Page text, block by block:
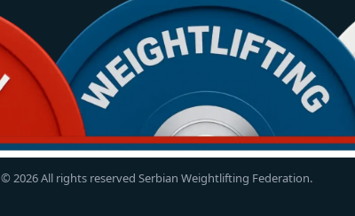
© 2026 All rights reserved Serbian Weightlifting Federation.